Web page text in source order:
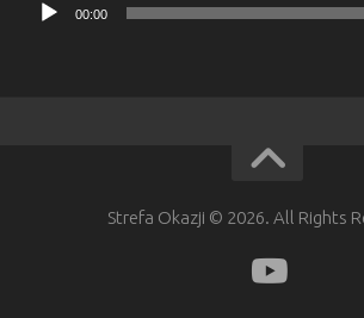
00:00
Strefa Okazji © 2026. All Rights